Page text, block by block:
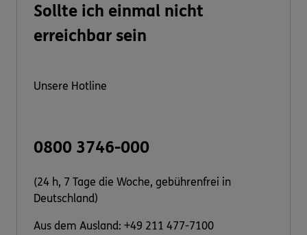
Sollte ich einmal nicht
erreichbar sein
Unsere Hotline
0800 3746-000
(24 h, 7 Tage die Woche, gebührenfrei in
Deutschland)
Aus dem Ausland: +49 211 477-7100